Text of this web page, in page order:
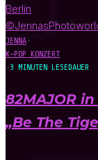
JENNA ·
K-POP KONZERT
· 3 MINUTEN LESEDAUER
82MAJOR
„Be The